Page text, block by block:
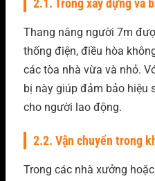
2.1. Trong xây dựng và
Thang nâng người 7m
thống điện, điều hòa
các tòa nhà vừa và nhỏ.
bị này giúp đảm bảo hiệu
cho người lao động.
2.2. Vận chuyển trong
Trong các nhà xưởng